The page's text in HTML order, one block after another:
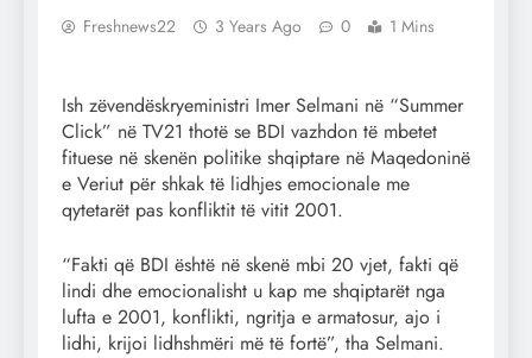
Freshnews22 3 Years Ago 0 1 Mins
Ish zëvendëskryeministri Imer Selmani në “Summer
Click” në TV21 thotë se BDI vazhdon të mbetet
fituese në skenën politike shqiptare në Maqedoninë
e Veriut për shkak të lidhjes emocionale me
qytetarët pas konfliktit të vitit 2001.
“Fakti që BDI është në skenë mbi 20 vjet, fakti që
lindi dhe emocionalisht u kap me shqiptarët nga
lufta e 2001, konflikti, ngritja e armatosur, ajo i
lidhi, krijoi lidhshmëri më të fortë”, tha Selmani.